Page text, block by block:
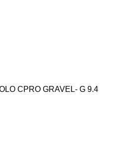
CPRO GRAVEL- G 9.4